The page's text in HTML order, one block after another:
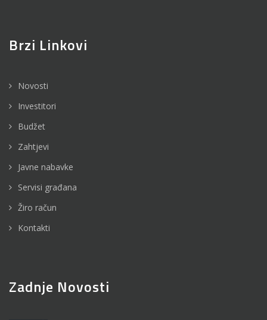
Brzi Linkovi
Novosti
Investitori
Budžet
Zahtjevi
Javne nabavke
Servisi građana
Žiro račun
Kontakti
Zadnje Novosti